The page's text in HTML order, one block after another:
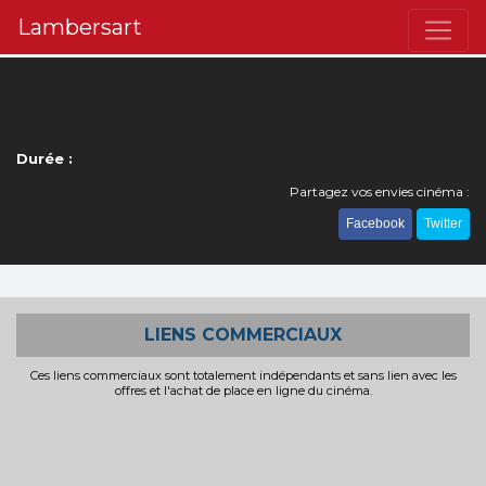
Lambersart
Durée :
Partagez vos envies cinéma :
Facebook Twitter
LIENS COMMERCIAUX
Ces liens commerciaux sont totalement indépendants et sans lien avec les
offres et l'achat de place en ligne du cinéma.